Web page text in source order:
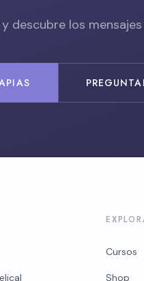
descubre los
Cursos
Shop